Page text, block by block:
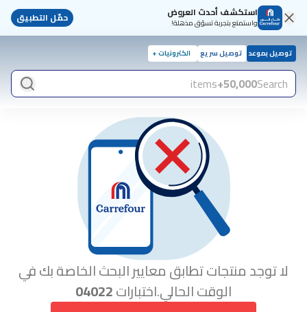
استكشف أحدث العروض
واستمتع بتجربة تسوّق مذهلة! حمّل التطبيق
توصيل بموعد توصيل سريع الكترونيات +
Search
50,000+
items
لا توجد منتجات تطابق معايير البحث الخاصة بك في
الوقت الحالي.اختبارات04022